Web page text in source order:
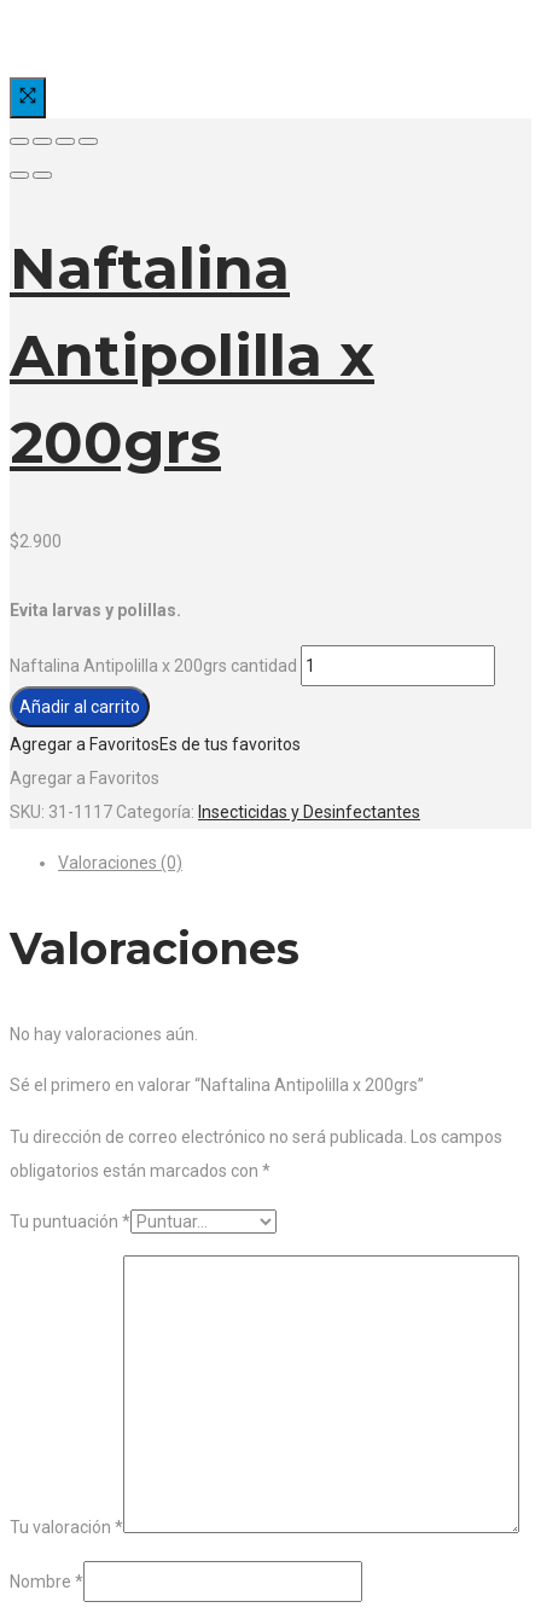
Naftalina
Antipolilla x
200grs
$2.900
Evita larvas y polillas.
Naftalina Antipolilla x 200grs cantidad
Añadir al carrito
Agregar a FavoritosEs de tus favoritos
Agregar a Favoritos
SKU: 31-1117 Categoría: Insecticidas y Desinfectantes
Valoraciones (0)
Valoraciones
No hay valoraciones aún.
Sé el primero en valorar “Naftalina Antipolilla x 200grs”
Tu dirección de correo electrónico no será publicada.
Los campos
obligatorios están marcados con *
Tu puntuación *
Tu valoración *
Nombre *